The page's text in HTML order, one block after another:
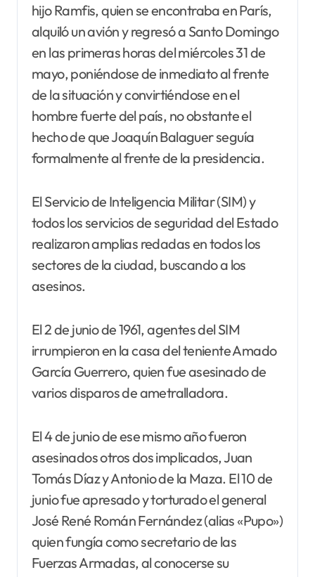
hijo Ramfis, quien se encontraba en París,
alquiló un avión y regresó a Santo Domingo
en las primeras horas del miércoles 31 de
mayo, poniéndose de inmediato al frente
de la situación y convirtiéndose en el
hombre fuerte del país, no obstante el
hecho de que Joaquín Balaguer seguía
formalmente al frente de la presidencia.
El Servicio de Inteligencia Militar (SIM) y
todos los servicios de seguridad del Estado
realizaron amplias redadas en todos los
sectores de la ciudad, buscando a los
asesinos.
El 2 de junio de 1961, agentes del SIM
irrumpieron en la casa del teniente Amado
García Guerrero, quien fue asesinado de
varios disparos de ametralladora.
El 4 de junio de ese mismo año fueron
asesinados otros dos implicados, Juan
Tomás Díaz y Antonio de la Maza. El 10 de
junio fue apresado y torturado el general
José René Román Fernández (alias «Pupo»)
quien fungía como secretario de las
Fuerzas Armadas, al conocerse su